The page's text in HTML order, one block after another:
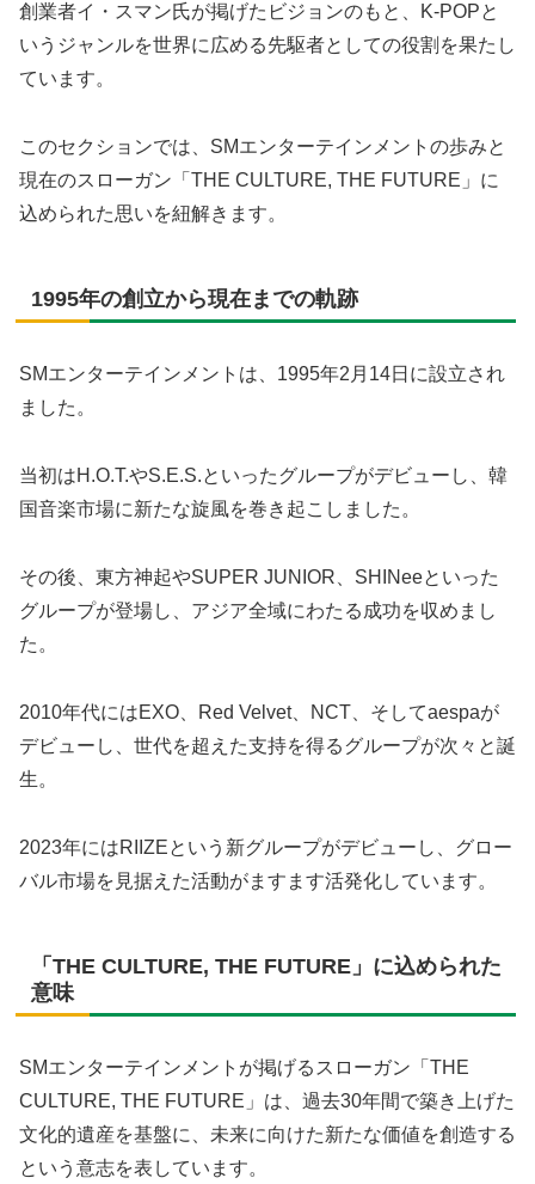
創業者イ・スマン氏が掲げたビジョンのもと、K-POPと
いうジャンルを世界に広める先駆者としての役割を果たし
ています。
このセクションでは、SMエンターテインメントの歩みと
現在のスローガン「THE CULTURE, THE FUTURE」に
込められた思いを紐解きます。
1995年の創立から現在までの軌跡
SMエンターテインメントは、1995年2月14日に設立され
ました。
当初はH.O.T.やS.E.S.といったグループがデビューし、韓
国音楽市場に新たな旋風を巻き起こしました。
その後、東方神起やSUPER JUNIOR、SHINeeといった
グループが登場し、アジア全域にわたる成功を収めまし
た。
2010年代にはEXO、Red Velvet、NCT、そしてaespaが
デビューし、世代を超えた支持を得るグループが次々と誕
生。
2023年にはRIIZEという新グループがデビューし、グロー
バル市場を見据えた活動がますます活発化しています。
「THE CULTURE, THE FUTURE」に込められた
意味
SMエンターテインメントが掲げるスローガン「THE
CULTURE, THE FUTURE」は、過去30年間で築き上げた
文化的遺産を基盤に、未来に向けた新たな価値を創造する
という意志を表しています。